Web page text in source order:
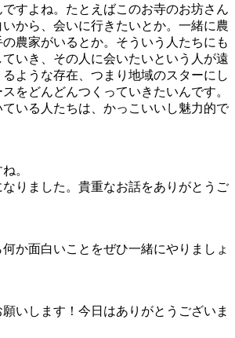
すよね。たとえばこのお寺のお坊さん
から、会いに行きたいとか。一緒に農
農家がいるとか。そういう人たちにも
いき、その人に会いたいという人が遠
るような存在、つまり地域のスターにし
をどんどんつくっていきたいんです。
いる人たちは、かっこいいし魅力的で
。
りました。貴重なお話をありがとうご
か面白いことをぜひ一緒にやりましょ
いします！今日はありがとうございま